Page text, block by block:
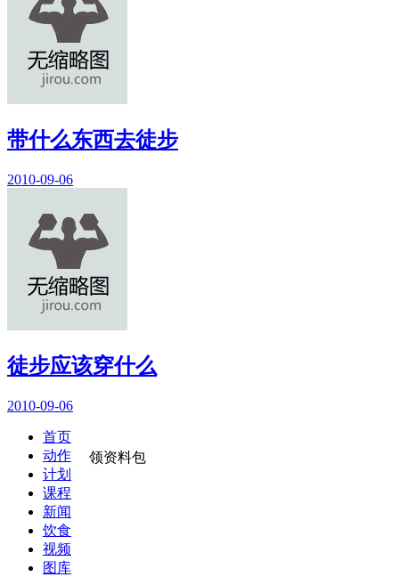
带什么东西去徒步
2010-09-06
徒步应该穿什么
2010-09-06
领资料包
首页
动作
计划
课程
新闻
饮食
视频
图库